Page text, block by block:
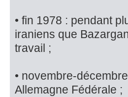
• fin 1978 : pendant
iraniens que
travail ;
• novembre-
Allemagne Fédérale ;